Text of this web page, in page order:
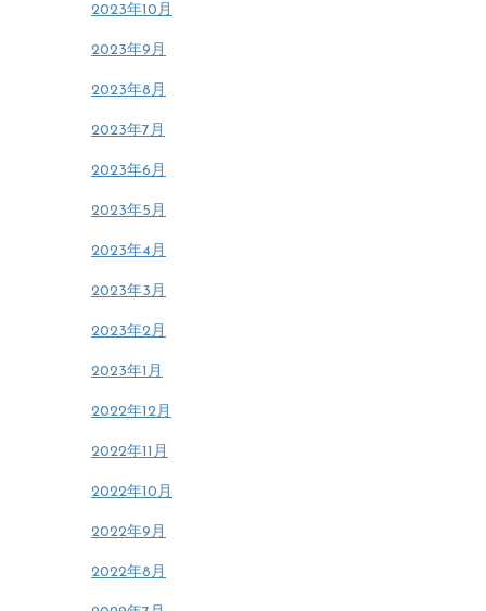
2023年10月
2023年9月
2023年8月
2023年7月
2023年6月
2023年5月
2023年4月
2023年3月
2023年2月
2023年1月
2022年12月
2022年11月
2022年10月
2022年9月
2022年8月